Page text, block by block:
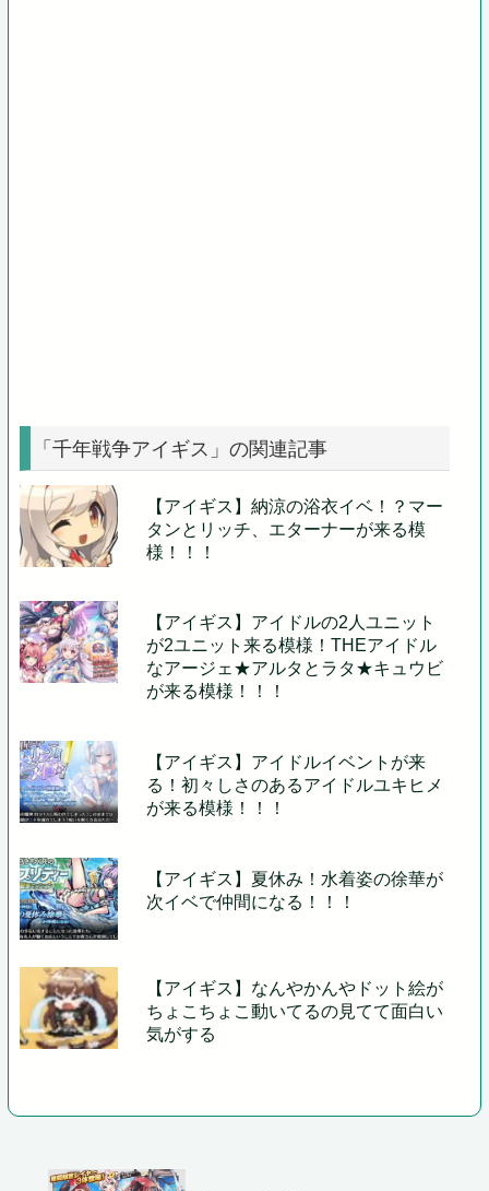
「千年戦争アイギス」の関連記事
【アイギス】納涼の浴衣イベ！？マー
タンとリッチ、エターナーが来る模
様！！！
【アイギス】アイドルの2人ユニット
が2ユニット来る模様！THEアイドル
なアージェ★アルタとラタ★キュウビ
が来る模様！！！
【アイギス】アイドルイベントが来
る！初々しさのあるアイドルユキヒメ
が来る模様！！！
【アイギス】夏休み！水着姿の徐華が
次イベで仲間になる！！！
【アイギス】なんやかんやドット絵が
ちょこちょこ動いてるの見てて面白い
気がする